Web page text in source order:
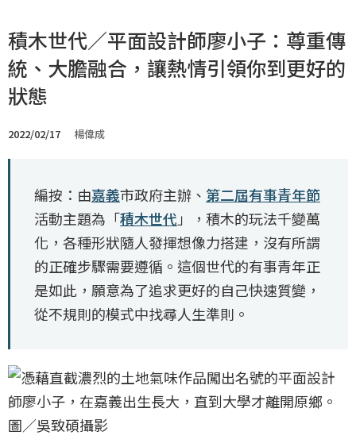
積木世代／平面設計師廖小子：尊重傳
統、大膽融合，讓熱情引領你到更好的
狀態
2022/02/17 楊偉成
編按：由嘉義市政府主辦、 第二屆有事青年節
活動主題為「積木世代 」，積木的玩法千變萬
化，各種形狀隨人發揮想像力搭建，沒有所謂
的正確步驟需要遵循。這個世代的有事青年正
是如此，願意為了追求更好的自己快速質變，
從不規則的模式中找尋人生準則。